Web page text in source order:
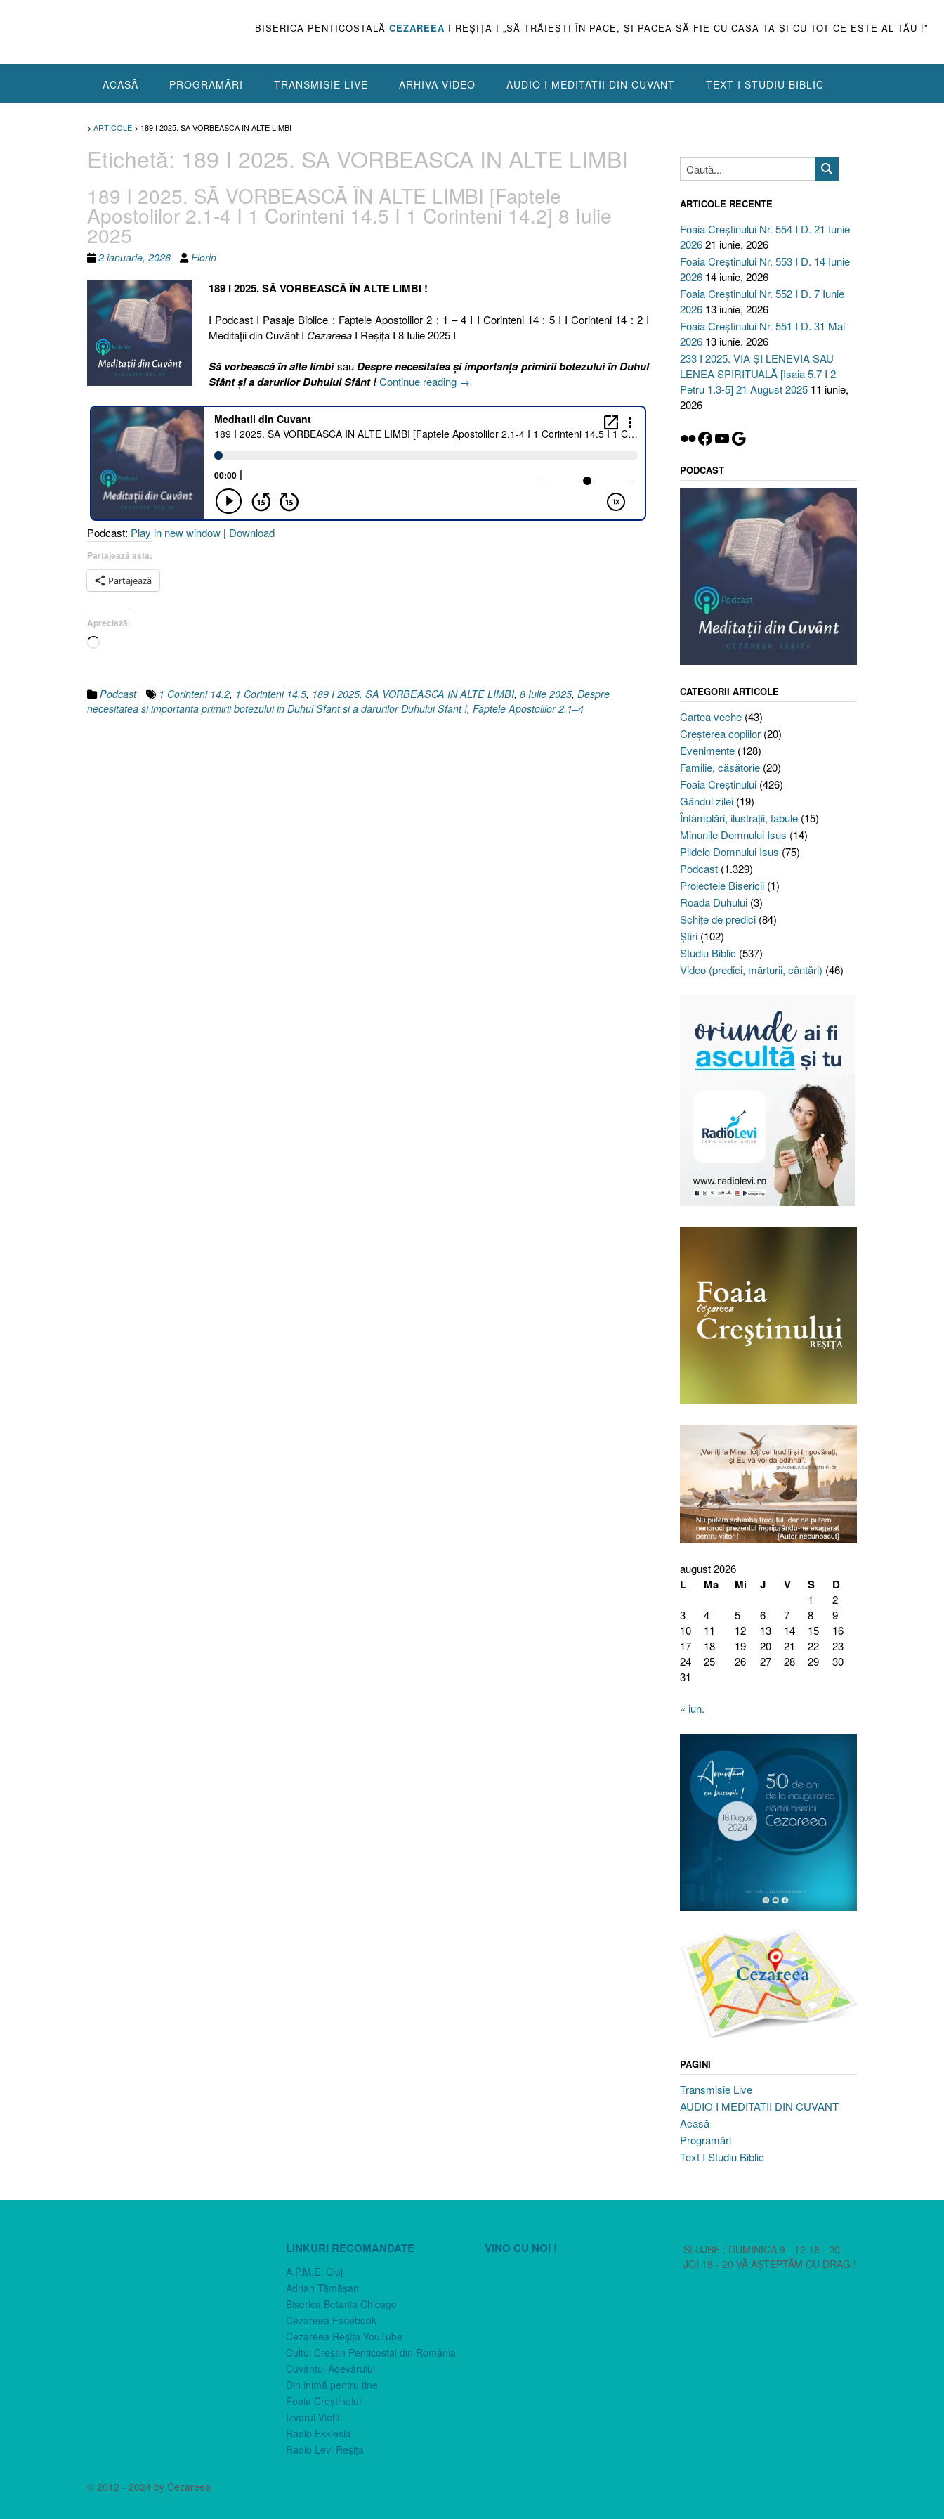
BISERICA PENTICOSTALĂ CEZAREEA I REŞIŢA I „SĂ TRĂIEŞTI ÎN PACE, ŞI PACEA SĂ FIE CU CASA TA ŞI CU TOT CE ESTE AL TĂU !”
ACASĂ PROGRAMĂRI TRANSMISIE LIVE ARHIVA VIDEO AUDIO I MEDITATII DIN CUVANT TEXT I STUDIU BIBLIC
> ARTICOLE > 189 I 2025. SA VORBEASCA IN ALTE LIMBI
Etichetă: 189 I 2025. SA VORBEASCA IN ALTE LIMBI
189 I 2025. SĂ VORBEASCĂ ÎN ALTE LIMBI [Faptele
Apostolilor 2.1-4 I 1 Corinteni 14.5 I 1 Corinteni 14.2] 8 Iulie
2025
2 ianuarie, 2026 Florin
189 I 2025. SĂ VORBEASCĂ ÎN ALTE LIMBI !
I Podcast I Pasaje Biblice : Faptele Apostolilor 2 : 1 – 4 I I Corinteni 14 : 5 I I Corinteni 14 : 2 I
Meditaţii din Cuvânt I CezareeaI Reşiţa I 8 Iulie 2025 I
Să vorbească în alte limbisauDespre necesitatea și importanța primirii botezului în Duhul
Sfânt și a darurilor Duhului Sfânt ! Continue reading „189
2025.
VORBEASCĂ
Apostolilor
8
Iulie
→
Podcast: Play in new window | Download
Partajează asta:
Partajează
Apreciază:
Încarc...
Podcast 1 Corinteni 14.2, 1 Corinteni 14.5, 189 I 2025. SA VORBEASCA IN ALTE LIMBI, 8 Iulie 2025, Despre
necesitatea si importanta primirii botezului in Duhul Sfant si a darurilor Duhului Sfant !, Faptele Apostolilor 2.1–4
ARTICOLE RECENTE
Foaia Creștinului Nr. 554 I D. 21 Iunie
202621 iunie, 2026
Foaia Creștinului Nr. 553 I D. 14 Iunie
2026 14 iunie, 2026
Foaia Creștinului Nr. 552 I D. 7 Iunie
2026 13 iunie, 2026
Foaia Creștinului Nr. 551 I D. 31 Mai
2026 13 iunie, 2026
233 I 2025. VIA ȘI LENEVIA SAU
LENEA SPIRITUALĂ [Isaia 5.7 I 2
Petru 1.3-5] 21 August 2025 11 iunie,
2026
Flickr
Facebook
YouTube
Google
PODCAST
CATEGORII ARTICOLE
Cartea veche(43)
Creşterea copiilor(20)
Evenimente(128)
Familie, căsătorie(20)
Foaia Creştinului(426)
Gândul zilei(19)
Întâmplări, ilustraţii, fabule(15)
Minunile Domnului Isus (14)
Pildele Domnului Isus (75)
Podcast(1.329)
Proiectele Bisericii(1)
Roada Duhului(3)
Schiţe de predici(84)
Ştiri(102)
Studiu Biblic (537)
Video (predici, mărturii, cântări) (46)
august 2026
L Ma Mi J V S D
1
2
3
4 5 6 7 8
9
10
11 12 13 14 15
16
17
18 19 20 21 22
23
24
25 26 27 28 29
30
31
« iun.
PAGINI
Transmisie Live
AUDIO I MEDITATII DIN CUVANT
Acasă
Programări
Text I Studiu Biblic
LINKURI RECOMANDATE
A.P.M.E. Cluj
Adrian Tămăşan
Biserica Betania Chicago
Cezareea Facebook
Cezareea Reşiţa YouTube
Cultul Creştin Penticostal din România
Cuvântul Adevărului
Din inimă pentru tine
Foaia Creştinului
Izvorul Vieţii
Radio Ekklesia
Radio Levi Reşiţa
VINO CU NOI !
SLUJBE : DUMINICA 9 - 12 18 - 20
JOI 18 - 20 VĂ AȘTEPTĂM CU DRAG !
© 2012 - 2024 by Cezareea